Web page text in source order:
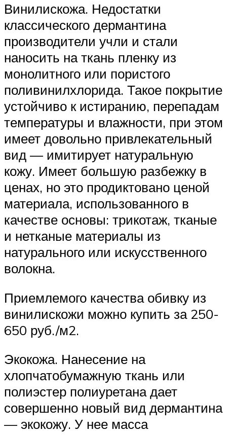
Винилискожа. Недостатки
классического дермантина
производители учли и стали
наносить на ткань пленку из
монолитного или пористого
поливинилхлорида. Такое покрытие
устойчиво к истиранию, перепадам
температуры и влажности, при этом
имеет довольно привлекательный
вид — имитирует натуральную
кожу. Имеет большую разбежку в
ценах, но это продиктовано ценой
материала, использованного в
качестве основы: трикотаж, тканые
и нетканые материалы из
натурального или искусственного
волокна.
Приемлемого качества обивку из
винилискожи можно купить за 250-
650 руб./м2.
Экокожа. Нанесение на
хлопчатобумажную ткань или
полиэстер полиуретана дает
совершенно новый вид дермантина
— экокожу. У нее масса